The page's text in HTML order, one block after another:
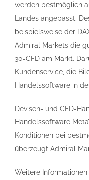
werden bestmöglich
Landes angepasst.
beispielsweise der
Admiral Markets die
30-CFD am Markt.
Kundenservice, die
Handelssoftware in
Devisen- und CFD-
Handelssoftware
Konditionen bei
überzeugt Admiral
Weitere